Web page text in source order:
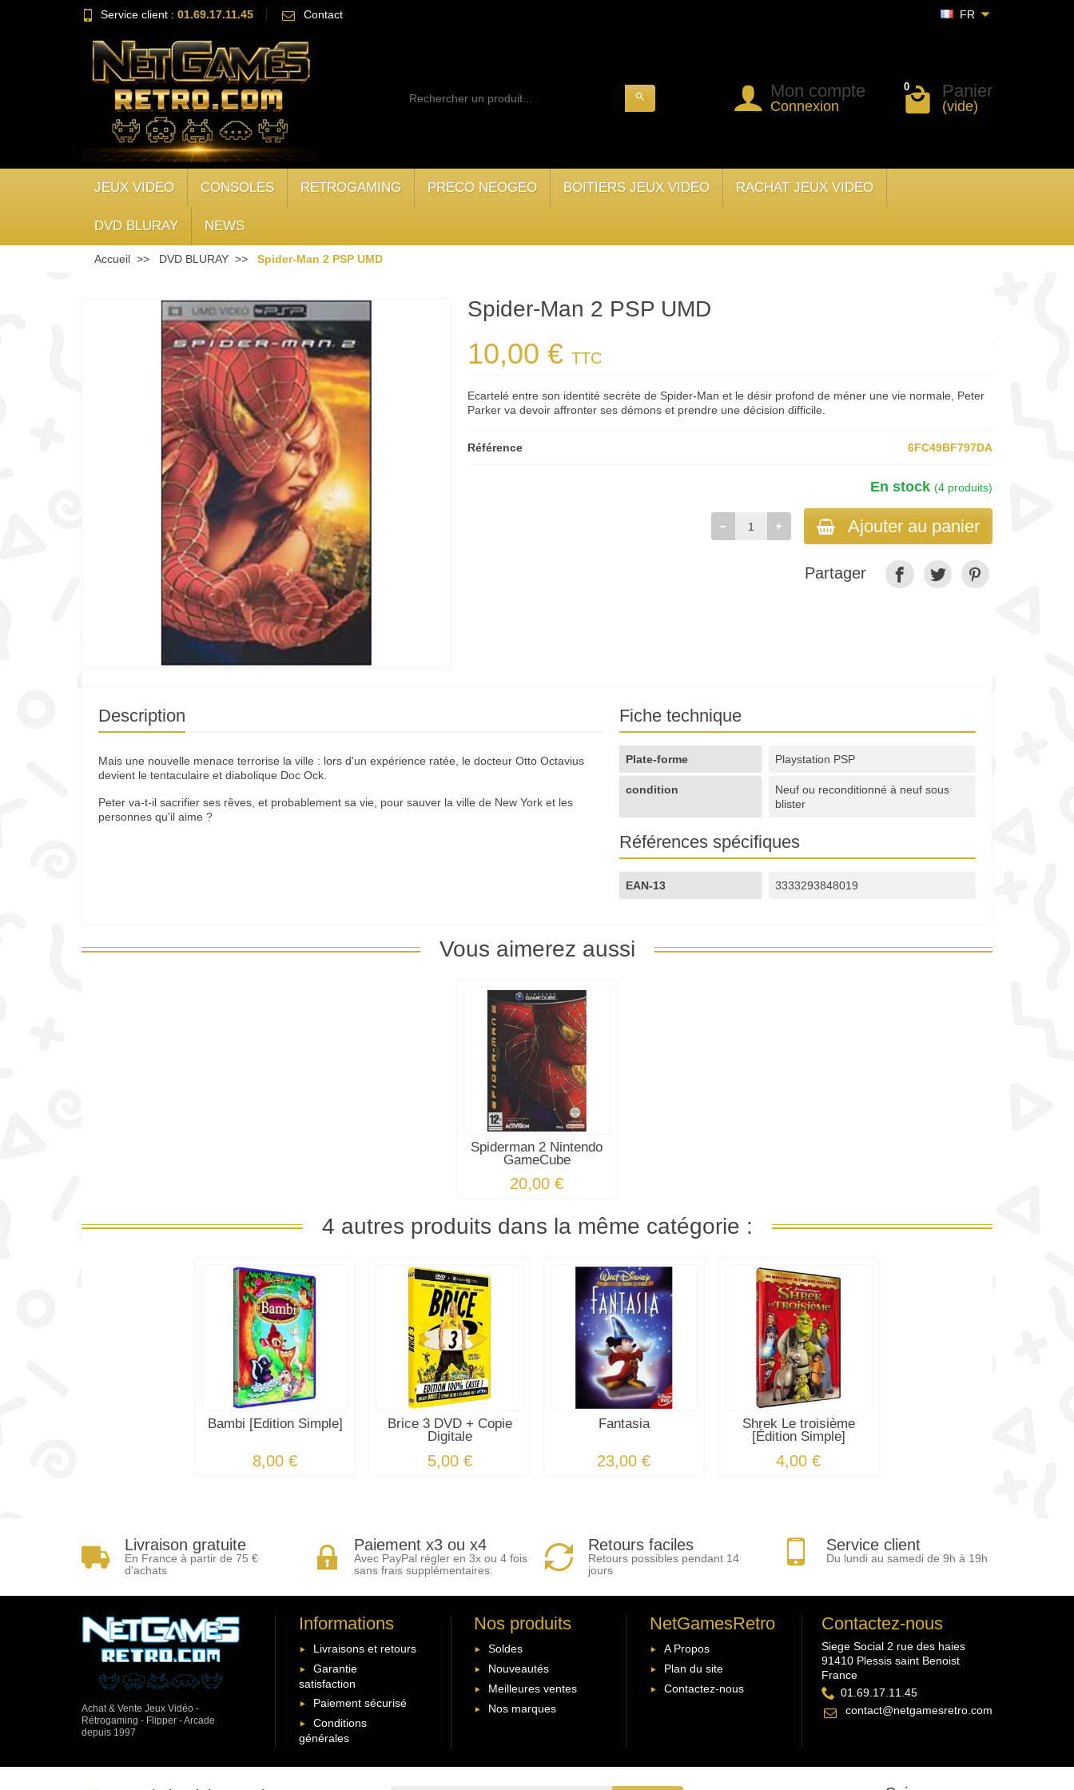
Service client : 01.69.17.11.45 Contact FR
search Mon compte
Connexion
0 Panier
(vide)
JEUX VIDEO CONSOLES RETROGAMING PRECO NEOGEO BOITIERS JEUX VIDEO RACHAT JEUX VIDEO
DVD BLURAY NEWS
Accueil DVD BLURAY Spider-Man 2 PSP UMD
Spider-Man 2 PSP UMD
10,00 €TTC
Ecartelé entre son identité secrète de Spider-Man et le désir profond de méner une vie normale, Peter
Parker va devoir affronter ses démons et prendre une décision difficile.
Référence 6FC49BF797DA
En stock (4 produits)
Ajouter au panier
Partager
Description
Mais une nouvelle menace terrorise la ville : lors d'un expérience ratée, le docteur Otto Octavius
devient le tentaculaire et diabolique Doc Ock.
Peter va-t-il sacrifier ses rêves, et probablement sa vie, pour sauver la ville de New York et les
personnes qu'il aime ?
Fiche technique
Plate-forme Playstation PSP
condition
Neuf ou reconditionné à neuf sous
blister
Références spécifiques
EAN-13 3333293848019
Vous aimerez aussi
Spiderman 2 Nintendo
GameCube
20,00 €
4 autres produits dans la même catégorie :
Bambi [Édition Simple]
8,00 €
Brice 3 DVD + Copie
Digitale
5,00 €
Fantasia
23,00 €
Shrek Le troisième
[Édition Simple]
4,00 €
Livraison gratuite
En France à partir de 75 €
d'achats
Paiement x3 ou x4
Avec PayPal régler en 3x ou 4 fois
sans frais supplémentaires.
Retours faciles
Retours possibles pendant 14
jours
Service client
Du lundi au samedi de 9h à 19h
Achat & Vente Jeux Vidéo -
Rétrogaming - Flipper - Arcade
depuis 1997
Informations
Livraisons et retours
Garantie
satisfaction
Paiement sécurisé
Conditions
générales
Nos produits
Soldes
Nouveautés
Meilleures ventes
Nos marques
NetGamesRetro
A Propos
Plan du site
Contactez-nous
Contactez-nous
Siege Social 2 rue des haies
91410 Plessis saint Benoist
France
01.69.17.11.45
contact@netgamesretro.com